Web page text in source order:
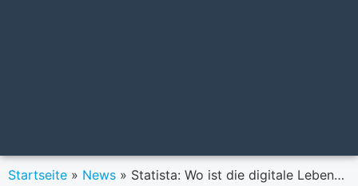
Startseite » News » Statista: Wo ist die digitale Lebensqualität am höchsten?